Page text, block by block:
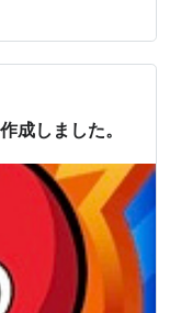
況２ 1日１回超
ンという報酬が
も、究極を周回
成しました。